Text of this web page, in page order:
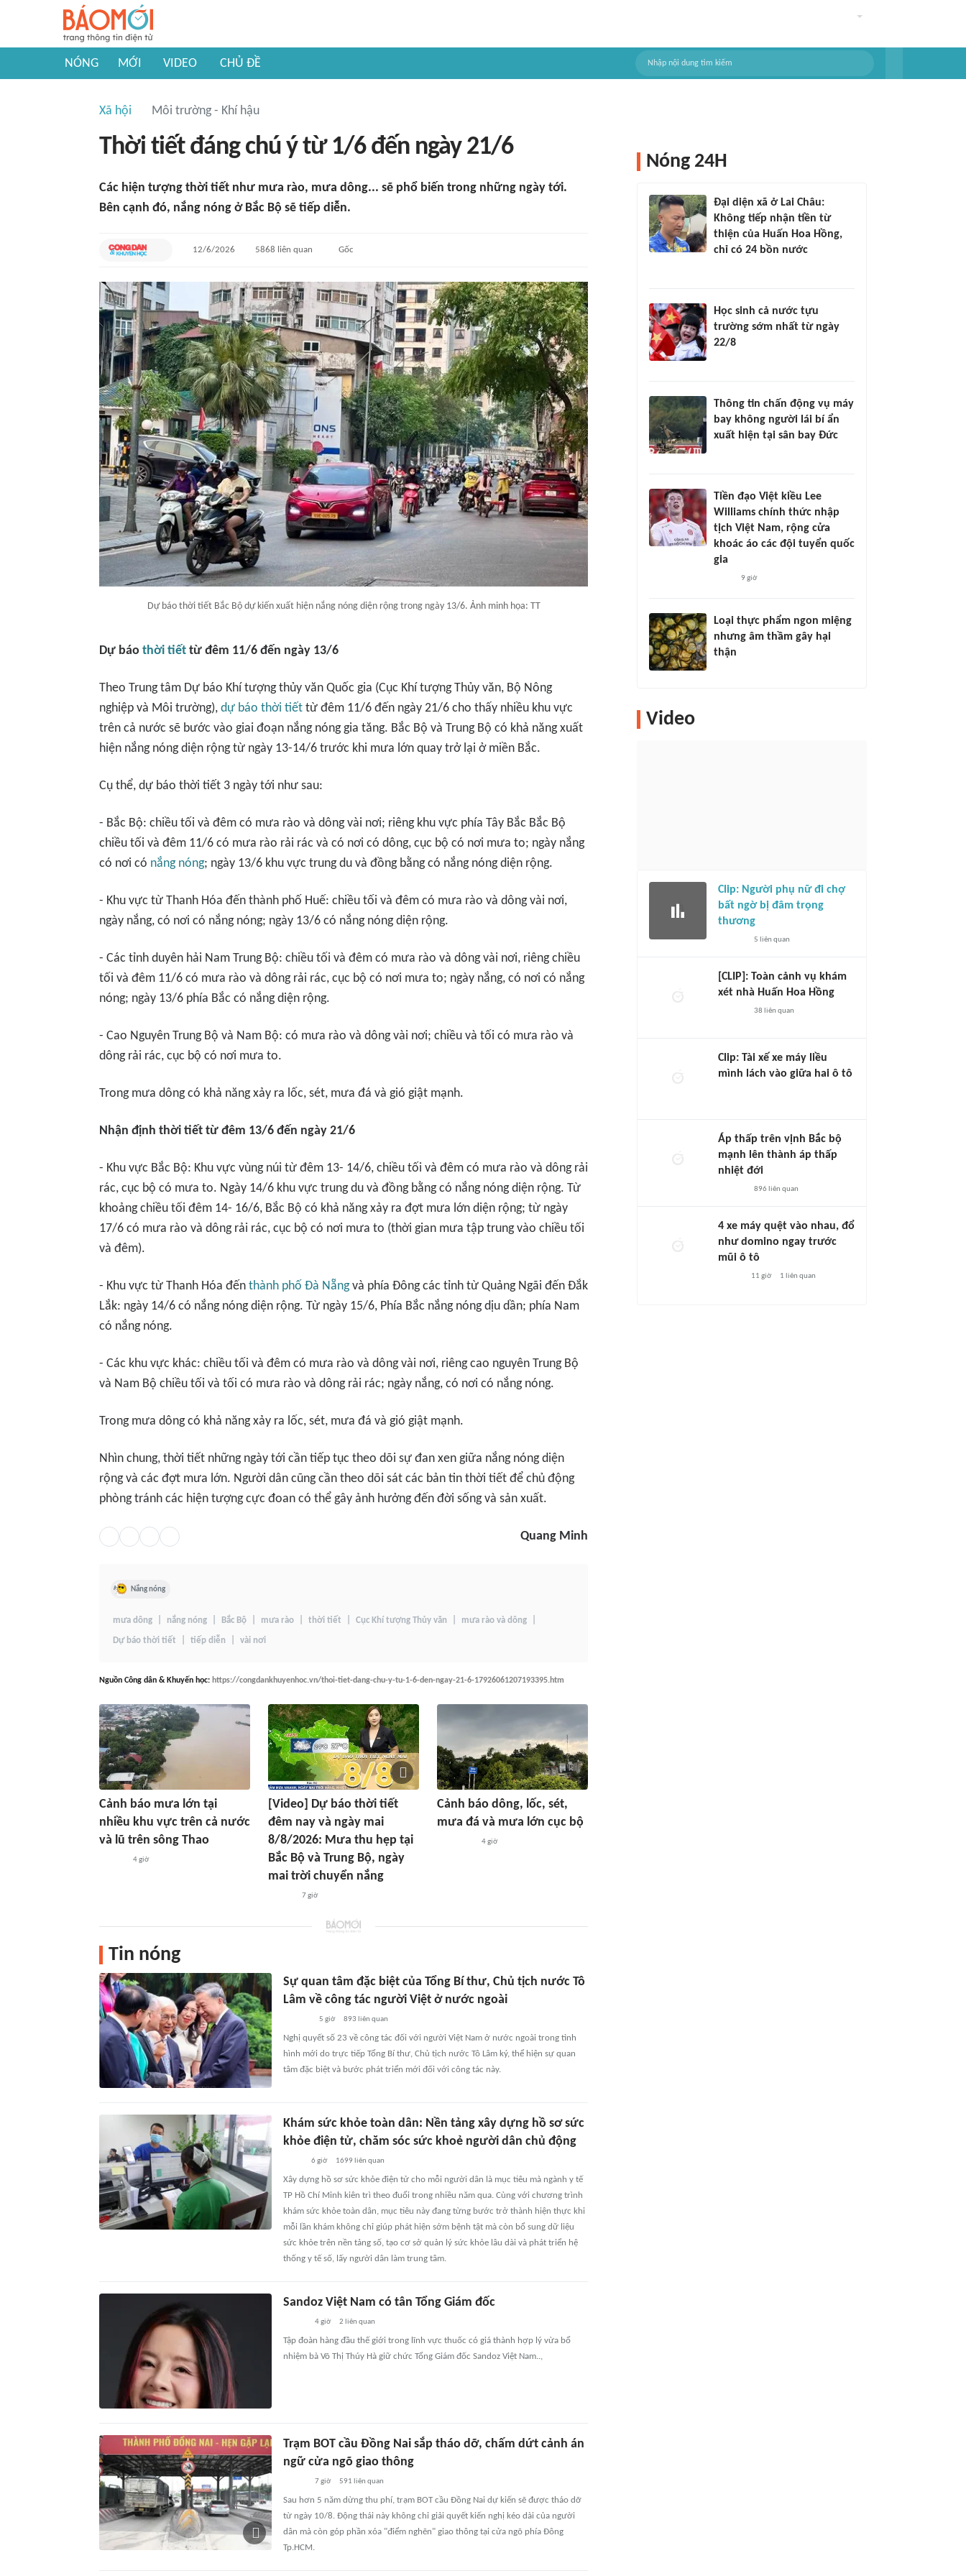
NÓNG MỚI VIDEO CHỦ ĐỀ
Xã hội Môi trường - Khí hậu
Thời tiết đáng chú ý từ 1/6 đến ngày 21/6
Các hiện tượng thời tiết như mưa rào, mưa dông... sẽ phổ biến trong những ngày tới.
Bên cạnh đó, nắng nóng ở Bắc Bộ sẽ tiếp diễn.
12/6/2026 5868 liên quan Gốc
Dự báo thời tiết Bắc Bộ dự kiến xuất hiện nắng nóng diện rộng trong ngày 13/6. Ảnh minh họa: TT
Dự báo thời tiết từ đêm 11/6 đến ngày 13/6
Theo Trung tâm Dự báo Khí tượng thủy văn Quốc gia (Cục Khí tượng Thủy văn, Bộ Nông
nghiệp và Môi trường), dự báo thời tiết từ đêm 11/6 đến ngày 21/6 cho thấy nhiều khu vực
trên cả nước sẽ bước vào giai đoạn nắng nóng gia tăng. Bắc Bộ và Trung Bộ có khả năng xuất
hiện nắng nóng diện rộng từ ngày 13-14/6 trước khi mưa lớn quay trở lại ở miền Bắc.
Cụ thể, dự báo thời tiết 3 ngày tới như sau:
- Bắc Bộ: chiều tối và đêm có mưa rào và dông vài nơi; riêng khu vực phía Tây Bắc Bắc Bộ
chiều tối và đêm 11/6 có mưa rào rải rác và có nơi có dông, cục bộ có nơi mưa to; ngày nắng
có nơi có nắng nóng; ngày 13/6 khu vực trung du và đồng bằng có nắng nóng diện rộng.
- Khu vực từ Thanh Hóa đến thành phố Huế: chiều tối và đêm có mưa rào và dông vài nơi,
ngày nắng, có nơi có nắng nóng; ngày 13/6 có nắng nóng diện rộng.
- Các tỉnh duyên hải Nam Trung Bộ: chiều tối và đêm có mưa rào và dông vài nơi, riêng chiều
tối và đêm 11/6 có mưa rào và dông rải rác, cục bộ có nơi mưa to; ngày nắng, có nơi có nắng
nóng; ngày 13/6 phía Bắc có nắng diện rộng.
- Cao Nguyên Trung Bộ và Nam Bộ: có mưa rào và dông vài nơi; chiều và tối có mưa rào và
dông rải rác, cục bộ có nơi mưa to.
Trong mưa dông có khả năng xảy ra lốc, sét, mưa đá và gió giật mạnh.
Nhận định thời tiết từ đêm 13/6 đến ngày 21/6
- Khu vực Bắc Bộ: Khu vực vùng núi từ đêm 13- 14/6, chiều tối và đêm có mưa rào và dông rải
rác, cục bộ có mưa to. Ngày 14/6 khu vực trung du và đồng bằng có nắng nóng diện rộng. Từ
khoảng chiều tối đêm 14- 16/6, Bắc Bộ có khả năng xảy ra đợt mưa lớn diện rộng; từ ngày
17/6 có mưa rào và dông rải rác, cục bộ có nơi mưa to (thời gian mưa tập trung vào chiều tối
và đêm).
- Khu vực từ Thanh Hóa đến thành phố Đà Nẵngvà phía Đông các tỉnh từ Quảng Ngãi đến Đắk
Lắk: ngày 14/6 có nắng nóng diện rộng. Từ ngày 15/6, Phía Bắc nắng nóng dịu dần; phía Nam
có nắng nóng.
- Các khu vực khác: chiều tối và đêm có mưa rào và dông vài nơi, riêng cao nguyên Trung Bộ
và Nam Bộ chiều tối và tối có mưa rào và dông rải rác; ngày nắng, có nơi có nắng nóng.
Trong mưa dông có khả năng xảy ra lốc, sét, mưa đá và gió giật mạnh.
Nhìn chung, thời tiết những ngày tới cần tiếp tục theo dõi sự đan xen giữa nắng nóng diện
rộng và các đợt mưa lớn. Người dân cũng cần theo dõi sát các bản tin thời tiết để chủ động
phòng tránh các hiện tượng cực đoan có thể gây ảnh hưởng đến đời sống và sản xuất.
Quang Minh
Nắng nóng
mưa dông nắng nóng Bắc Bộ mưa rào thời tiết Cục Khí tượng Thủy văn mưa rào và dông
Dự báo thời tiết tiếp diễn vài nơi
Nguồn Công dân & Khuyến học: https://congdankhuyenhoc.vn/thoi-tiet-dang-chu-y-tu-1-6-den-ngay-21-6-17926061207193395.htm
Cảnh báo mưa lớn tại
nhiều khu vực trên cả nước
và lũ trên sông Thao
4 giờ
[Video] Dự báo thời tiết
đêm nay và ngày mai
8/8/2026: Mưa thu hẹp tại
Bắc Bộ và Trung Bộ, ngày
mai trời chuyển nắng
7 giờ
Cảnh báo dông, lốc, sét,
mưa đá và mưa lớn cục bộ
4 giờ
Tin nóng
Sự quan tâm đặc biệt của Tổng Bí thư, Chủ tịch nước Tô
Lâm về công tác người Việt ở nước ngoài
5 giờ 893 liên quan
Nghị quyết số 23 về công tác đối với người Việt Nam ở nước ngoài trong tình
hình mới do trực tiếp Tổng Bí thư, Chủ tịch nước Tô Lâm ký, thể hiện sự quan
tâm đặc biệt và bước phát triển mới đối với công tác này.
Khám sức khỏe toàn dân: Nền tảng xây dựng hồ sơ sức
khỏe điện tử, chăm sóc sức khoẻ người dân chủ động
6 giờ 1699 liên quan
Xây dựng hồ sơ sức khỏe điện tử cho mỗi người dân là mục tiêu mà ngành y tế
TP Hồ Chí Minh kiên trì theo đuổi trong nhiều năm qua. Cùng với chương trình
khám sức khỏe toàn dân, mục tiêu này đang từng bước trở thành hiện thực khi
mỗi lần khám không chỉ giúp phát hiện sớm bệnh tật mà còn bổ sung dữ liệu
sức khỏe trên nền tảng số, tạo cơ sở quản lý sức khỏe lâu dài và phát triển hệ
thống y tế số, lấy người dân làm trung tâm.
Sandoz Việt Nam có tân Tổng Giám đốc
4 giờ 2 liên quan
Tập đoàn hàng đầu thế giới trong lĩnh vực thuốc có giá thành hợp lý vừa bổ
nhiệm bà Võ Thị Thúy Hà giữ chức Tổng Giám đốc Sandoz Việt Nam..,
Trạm BOT cầu Đồng Nai sắp tháo dỡ, chấm dứt cảnh án
ngữ cửa ngõ giao thông
7 giờ 591 liên quan
Sau hơn 5 năm dừng thu phí, trạm BOT cầu Đồng Nai dự kiến sẽ được tháo dỡ
từ ngày 10/8. Động thái này không chỉ giải quyết kiến nghị kéo dài của người
dân mà còn góp phần xóa "điểm nghẽn" giao thông tại cửa ngõ phía Đông
Tp.HCM.
Nóng 24H
Đại diện xã ở Lai Châu:
Không tiếp nhận tiền từ
thiện của Huấn Hoa Hồng,
chỉ có 24 bồn nước
Học sinh cả nước tựu
trường sớm nhất từ ngày
22/8
Thông tin chấn động vụ máy
bay không người lái bí ẩn
xuất hiện tại sân bay Đức
Tiền đạo Việt kiều Lee
Williams chính thức nhập
tịch Việt Nam, rộng cửa
khoác áo các đội tuyển quốc
gia
9 giờ
Loại thực phẩm ngon miệng
nhưng âm thầm gây hại
thận
Video
Clip: Người phụ nữ đi chợ
bất ngờ bị đâm trọng
thương
5 liên quan
[CLIP]: Toàn cảnh vụ khám
xét nhà Huấn Hoa Hồng
38 liên quan
Clip: Tài xế xe máy liều
mình lách vào giữa hai ô tô
Áp thấp trên vịnh Bắc bộ
mạnh lên thành áp thấp
nhiệt đới
896 liên quan
4 xe máy quệt vào nhau, đổ
như domino ngay trước
mũi ô tô
11 giờ 1 liên quan